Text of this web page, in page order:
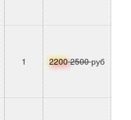
1 22002500руб